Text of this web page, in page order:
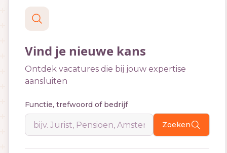
Vind je nieuwe kans
Ontdek vacatures die bij jouw expertise
aansluiten
Functie, trefwoord of bedrijf
Zoeken